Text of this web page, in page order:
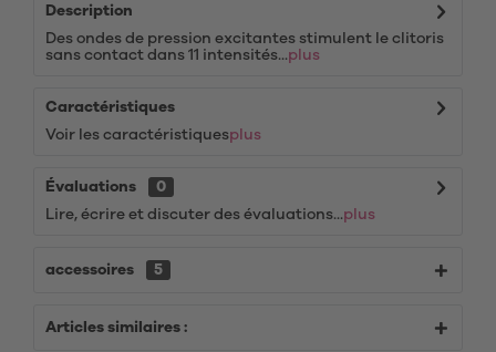
Description
Des ondes de pression excitantes stimulent le clitoris
sans contact dans 11 intensités...plus
Caractéristiques
Voir les caractéristiquesplus
Évaluations
0
Lire, écrire et discuter des évaluations...plus
accessoires 5
Articles similaires :